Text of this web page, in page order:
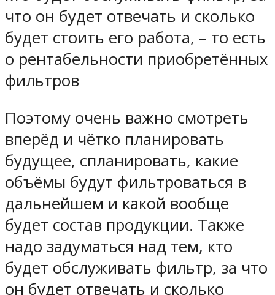
что он будет отвечать и сколько
будет стоить его работа, – то есть
о рентабельности приобретённых
фильтров
Поэтому очень важно смотреть
вперёд и чётко планировать
будущее, спланировать, какие
объёмы будут фильтроваться в
дальнейшем и какой вообще
будет состав продукции. Также
надо задуматься над тем, кто
будет обслуживать фильтр, за что
он будет отвечать и сколько